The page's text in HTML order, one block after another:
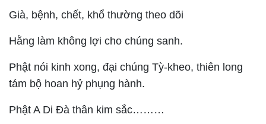
Già, bệnh, chết, khổ thường theo dõi
Hằng làm không lợi cho chúng sanh.
Phật nói kinh xong, đại chúng Tỳ-kheo, thiên long
tám bộ hoan hỷ phụng hành.
Phật A Di Đà thân kim sắc………